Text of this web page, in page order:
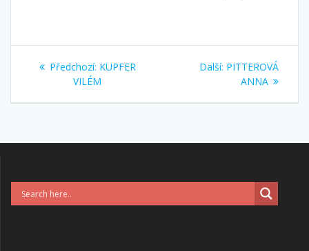
Navigace
Předchozí: Předchozí
příspěvek:
KUPFER
VILÉM
Další: Další
příspěvek:
PITTEROVÁ
ANNA